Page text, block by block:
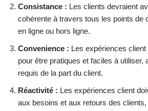
Consistance : Les clients devraient
cohérente à travers tous les points de
en ligne ou hors ligne.
Convenience : Les expériences
pour être pratiques et faciles à utiliser,
requis de la part du client.
Réactivité : Les expériences client
aux besoins et aux retours des